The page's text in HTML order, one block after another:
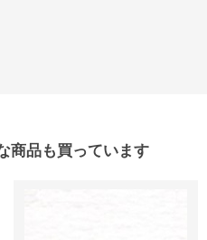
商品も買っています